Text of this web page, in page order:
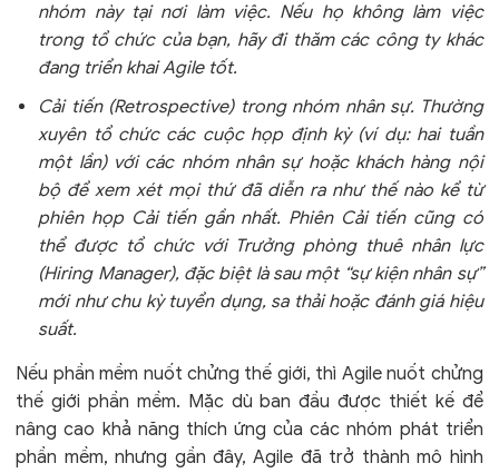
nhóm này tại nơi làm việc. Nếu họ không làm việc
trong tổ chức của bạn, hãy đi thăm các công ty khác
đang triển khai Agile tốt.
Cải tiến (Retrospective) trong nhóm nhân sự. Thường
xuyên tổ chức các cuộc họp định kỳ (ví dụ: hai tuần
một lần) với các nhóm nhân sự hoặc khách hàng nội
bộ để xem xét mọi thứ đã diễn ra như thế nào kể từ
phiên họp Cải tiến gần nhất. Phiên Cải tiến cũng có
thể được tổ chức với Trưởng phòng thuê nhân lực
(Hiring Manager), đặc biệt là sau một “sự kiện nhân sự”
mới như chu kỳ tuyển dụng, sa thải hoặc đánh giá hiệu
suất.
Nếu phần mềm nuốt chửng thế giới, thì Agile nuốt chửng
thế giới phần mềm. Mặc dù ban đầu được thiết kế để
nâng cao khả năng thích ứng của các nhóm phát triển
phần mềm, nhưng gần đây, Agile đã trở thành mô hình